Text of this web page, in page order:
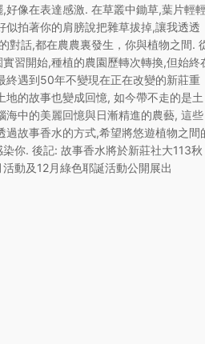
好像在表達感激. 在草叢中鋤草,葉片輕輕
似拍著你的肩膀說把雜草拔掉,讓我透透
對話,都在農農裏發生，你與植物之間.
實習開始,種植的農園歷轉次轉換,但始終
終遇到50年不變現在正在改變的新莊重
地的故事也變成回憶, 如今帶不走的是土
海中的美麗回憶與日漸精進的農藝, 這些
過故事香水的方式,希望將悠遊植物之間
你. 後記: 故事香水將於新莊社大113秋
動及12月綠色耶誕活動公開展出